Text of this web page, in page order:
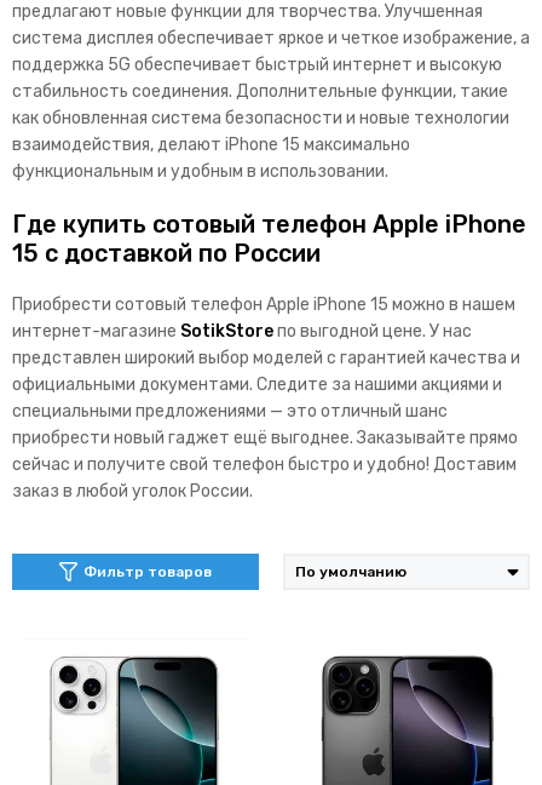
предлагают новые функции для творчества. Улучшенная
система дисплея обеспечивает яркое и четкое изображение, а
поддержка 5G обеспечивает быстрый интернет и высокую
стабильность соединения. Дополнительные функции, такие
как обновленная система безопасности и новые технологии
взаимодействия, делают iPhone 15 максимально
функциональным и удобным в использовании.
Где купить сотовый телефон Apple iPhone
15 с доставкой по России
Приобрести сотовый телефон Apple iPhone 15 можно в нашем
интернет-магазине SotikStoreпо выгодной цене. У нас
представлен широкий выбор моделей с гарантией качества и
официальными документами. Следите за нашими акциями и
специальными предложениями — это отличный шанс
приобрести новый гаджет ещё выгоднее. Заказывайте прямо
сейчас и получите свой телефон быстро и удобно! Доставим
заказ в любой уголок России.
Фильтр товаров